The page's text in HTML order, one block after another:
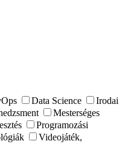
Data Science
Irodai
Mesterséges
Programozási
Videojáték,